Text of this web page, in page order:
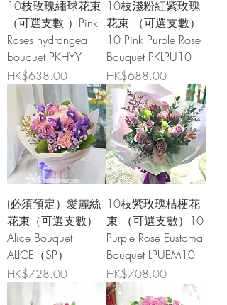
10枝玫瑰繡球花束
（可選支數 ）Pink
Roses hydrangea
bouquet PKHYY
價格
HK$638.00
10枝淺粉紅紫玫瑰
花束 （可選支數）
10 Pink Purple Rose
Bouquet PKLPU10
價格
HK$688.00
(必須預定）愛麗絲
花束（可選支數）
Alice Bouquet
ALICE（SP）
價格
HK$728.00
10枝紫玫瑰桔梗花
束 （可選支數）10
Purple Rose Eustoma
Bouquet LPUEM10
價格
HK$708.00